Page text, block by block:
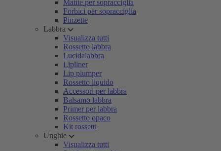
Matite per sopracciglia
Forbici per sopracciglia
Pinzette
Labbra
Visualizza tutti
Rossetto labbra
Lucidalabbra
Lipliner
Lip plumper
Rossetto liquido
Accessori per labbra
Balsamo labbra
Primer per labbra
Rossetto opaco
Kit rossetti
Unghie
Visualizza tutti